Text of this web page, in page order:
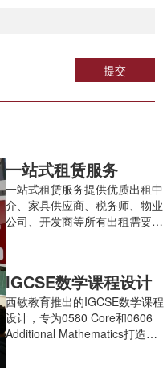
提交
一站式租赁服务
一站式租赁服务提供优质出租中
介、家具供应商、税务师、物业
公司、开发商等所有出租需要的
IGCSE数学课程设计
西敏教育推出的IGCSE数学课程
设计，专为0580 Core和0606
Additional Mathematics打造，